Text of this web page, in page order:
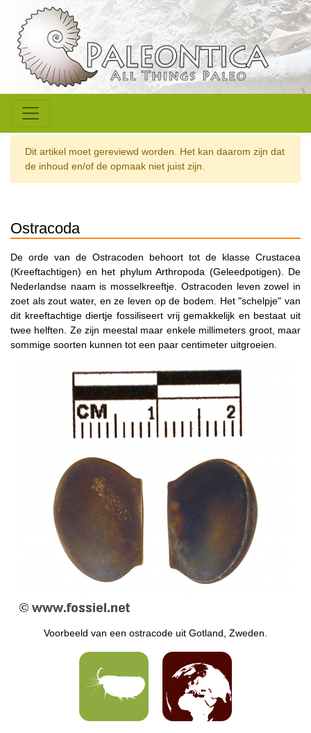
Dit artikel moet gereviewd worden. Het kan daarom zijn dat
de inhoud en/of de opmaak niet juist zijn.
Ostracoda
De orde van de Ostracoden behoort tot de klasse Crustacea
(Kreeftachtigen) en het phylum Arthropoda (Geleedpotigen). De
Nederlandse naam is mosselkreeftje. Ostracoden leven zowel in
zoet als zout water, en ze leven op de bodem. Het "schelpje" van
dit kreeftachtige diertje fossiliseert vrij gemakkelijk en bestaat uit
twee helften. Ze zijn meestal maar enkele millimeters groot, maar
sommige soorten kunnen tot een paar centimeter uitgroeien.
Voorbeeld van een ostracode uit Gotland, Zweden.